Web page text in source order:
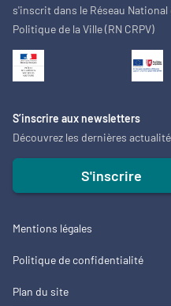
s'inscrit dans le Réseau
Politique de la Ville (RN CRPV)
S’inscrire aux newsletters
Découvrez les dernières
S'inscrire
Mentions légales
Politique de confidentialité
Plan du site